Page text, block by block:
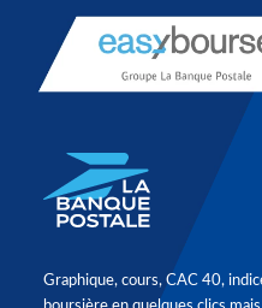
Graphique, cours, CAC 40,